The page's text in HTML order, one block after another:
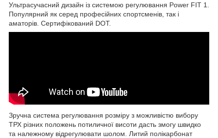
Ультрасучасний дизайн із системою регулювання Power FIT 1.
Популярний як серед професійних спортсменів, так і
аматорів. Cертифікований DOT.
Зручна система регулювання розміру з можливістю вибору
ТРХ різних положень потиличної висоти дасть змогу швидко
та належному відрегулювати шолом. Литий полікарбонат